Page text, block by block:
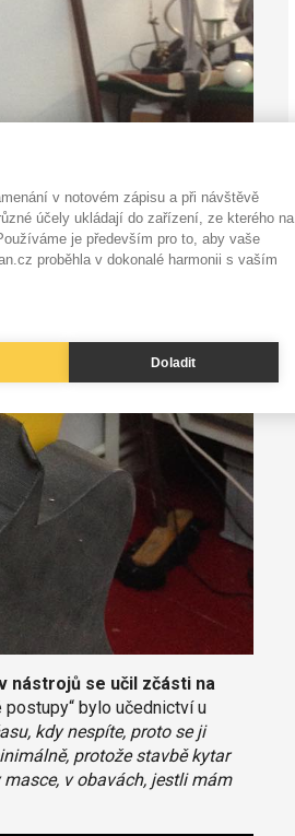
nástrojů se učil zčásti na
postupy“ bylo učednictví u
kdy nespíte, proto se ji
protože stavbě kytar
v obavách, jestli mám
v notovém zápisu a při návštěvě
účely ukládají do zařízení, ze kterého na
je především pro to, aby vaše
proběhla v dokonalé harmonii s vaším
Doladit